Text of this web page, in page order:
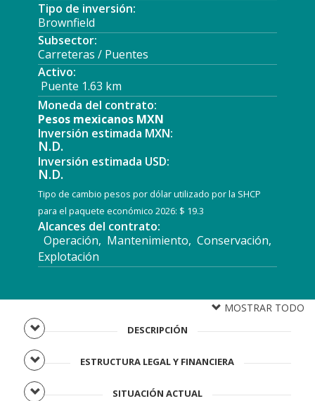
Tipo de inversión:
Brownfield
Subsector:
Carreteras / Puentes
Activo:
Puente 1.63 km
Moneda del contrato:
Pesos mexicanos MXN
Inversión estimada MXN:
N.D.
Inversión estimada USD:
N.D.
Tipo de cambio pesos por dólar utilizado por la SHCP
para el paquete económico 2026: $ 19.3
Alcances del contrato:
Operación, Mantenimiento, Conservación,
Explotación
MOSTRAR TODO
DESCRIPCIÓN
ESTRUCTURA LEGAL Y FINANCIERA
SITUACIÓN ACTUAL